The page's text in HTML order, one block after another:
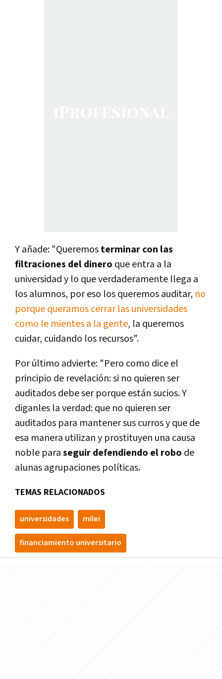
Y añade: "Queremosterminar con las
filtraciones del dinero que entra a la
universidad y lo que verdaderamente llega a
los alumnos, por eso los queremos auditar, no
porque queramos cerrar las universidades
como le mientes a la gente, la queremos
cuidar, cuidando los recursos".
Por último advierte: "Pero como dice el
principio de revelación: si no quieren ser
auditados debe ser porque están sucios. Y
diganles la verdad: que no quieren ser
auditados para mantener sus curros y que de
esa manera utilizan y prostituyen una causa
noble paraseguir defendiendo el robo de
alunas agrupaciones políticas.
TEMAS RELACIONADOS
universidades milei
financiamiento universitario